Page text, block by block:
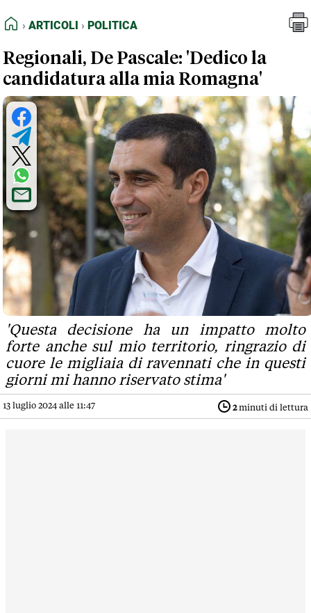
FEED RSS
NORMATIVE DEONTOLOGICHE
TERMINI e CONDIZIONI
HOME
ARTICOLI POLITICA
Regionali, De Pascale: 'Dedico la
candidatura alla mia Romagna'
'Questa decisione ha un impatto molto
forte anche sul mio territorio, ringrazio di
cuore le migliaia di ravennati che in questi
giorni mi hanno riservato stima'
13 luglio 2024 alle 11:47 2minuti di lettura